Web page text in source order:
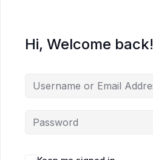
Hi, Welcome back!